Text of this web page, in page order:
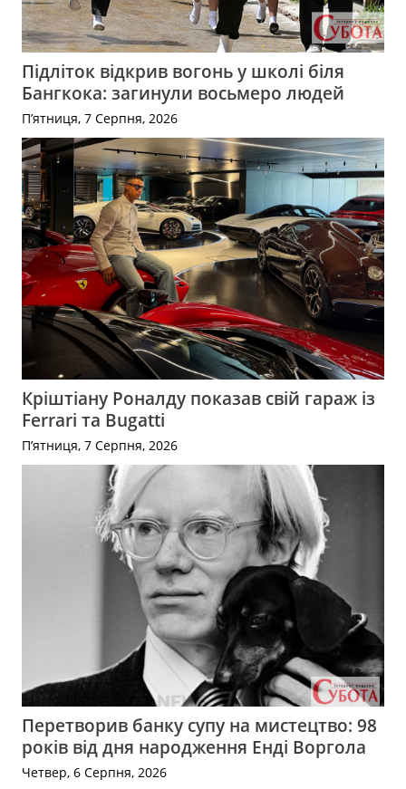
Підліток відкрив вогонь у школі біля
Бангкока: загинули восьмеро людей
П’ятниця, 7 Серпня, 2026
Кріштіану Роналду показав свій гараж із
Ferrari та Bugatti
П’ятниця, 7 Серпня, 2026
Перетворив банку супу на мистецтво: 98
років від дня народження Енді Воргола
Четвер, 6 Серпня, 2026